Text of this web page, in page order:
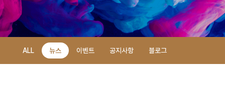
ALL 뉴스 이벤트 공지사항 블로그